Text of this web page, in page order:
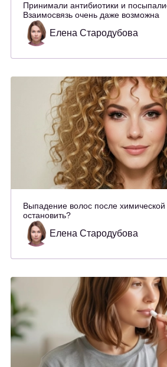
Принимали антибиотики и
Взаимосвязь очень даже возможна
Елена Стародубова
Выпадение волос после химической
остановить?
Елена Стародубова